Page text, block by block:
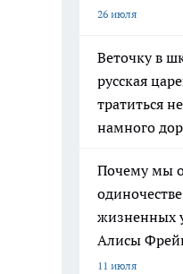
26 июля
Веточку в
русская
тратиться
намного
Почему мы
жизненных
Алисы
11 июля